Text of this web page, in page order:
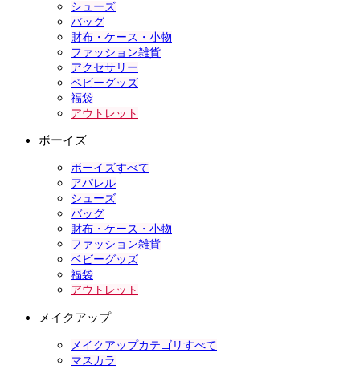
シューズ
バッグ
財布・ケース・小物
ファッション雑貨
アクセサリー
ベビーグッズ
福袋
アウトレット
ボーイズ
ボーイズすべて
アパレル
シューズ
バッグ
財布・ケース・小物
ファッション雑貨
ベビーグッズ
福袋
アウトレット
メイクアップ
メイクアップカテゴリすべて
マスカラ